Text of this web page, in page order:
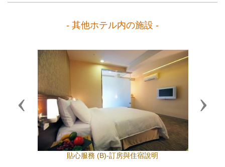
- 其他ホテル内の施設 -
貼心服務 (B)-訂房與住宿說明
Previous Next